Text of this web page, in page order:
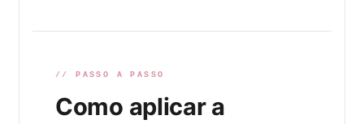
// PASSO A PASSO
Como aplicar a